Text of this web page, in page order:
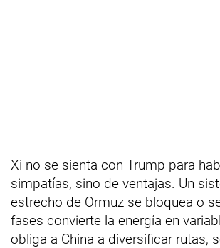
Xi no se sienta con Trump para
simpatías, sino de ventajas. Un
estrecho de Ormuz se bloquea o
fases convierte la energía en
obliga a China a diversificar rutas,